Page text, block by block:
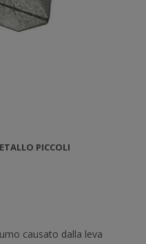
PICCOLI
causato dalla leva